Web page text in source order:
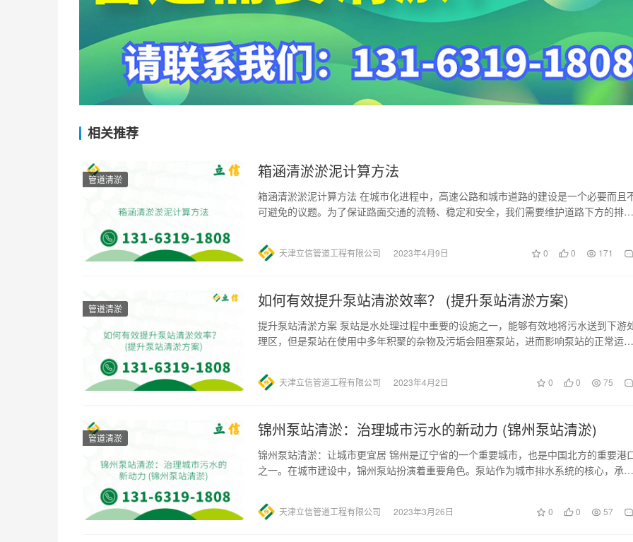
相关推荐
管道清淤 箱涵清淤淤泥计算方法
箱涵清淤淤泥计算方法 在城市化进程中，高速公路和城市道路的建设是一个必要而且
可避免的议题。为了保证路面交通的流畅、稳定和安全，我们需要维护道路下方的排水
天津立信管道工程有限公司 2023年4月9日 0 0 171
管道清淤 如何有效提升泵站清淤效率？ (提升泵站清淤方案)
提升泵站清淤方案 泵站是水处理过程中重要的设施之一，能够有效地将污水送到下游
理区，但是泵站在使用中多年积聚的杂物及污垢会阻塞泵站，进而影响泵站的正常运
天津立信管道工程有限公司 2023年4月2日 0 0 75
管道清淤 锦州泵站清淤：治理城市污水的新动力 (锦州泵站清淤)
锦州泵站清淤：让城市更宜居 锦州是辽宁省的一个重要城市，也是中国北方的重要港
之一。在城市建设中，锦州泵站扮演着重要角色。泵站作为城市排水系统的核心，承担
天津立信管道工程有限公司 2023年3月26日 0 0 57